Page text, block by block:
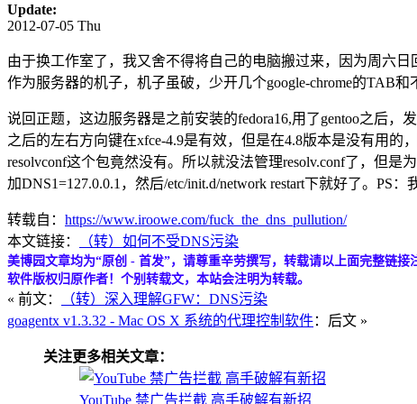
Update:
2012-07-05 Thu
由于换工作室了，我又舍不得将自己的电脑搬过来，因为周六
作为服务器的机子，机子虽破，少开几个google-chrome的TAB和
说回正题，这边服务器是之前安装的fedora16,用了gentoo之后
之后的左右方向键在xfce-4.9是有效，但是在4.8版本是没有用的
resolvconf这个包竟然没有。所以就没法管理resolv.conf了，但是
加DNS1=127.0.0.1，然后/etc/init.d/network restart下就好了。PS
转载自： https://www.iroowe.com/fuck_the_dns_pullution/
本文链接：
（转）如何不受DNS污染
美博园文章均为“原创 - 首发”，请尊重辛劳撰写，转载请以上面完整链接
软件版权归原作者！个别转载文，本站会注明为转载。
« 前文：
（转）深入理解GFW：DNS污染
goagentx v1.3.32 - Mac OS X 系统的代理控制软件：后文 »
关注更多相关文章：
YouTube 禁广告拦截 高手破解有新招